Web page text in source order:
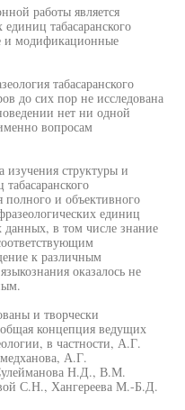
работы является
табасаранского
и модификационные
табасаранского
до сих пор не исследована
нет ни одной
вопросам
изучения структуры и
полного и объективного
единиц
данных, в том числе знание
к различным
оказалось не
и творчески
концепция ведущих
в частности, А.Г.
А.Г.
Н.Д., В.М.
С.Н., Хангереева М.-Б.Д.